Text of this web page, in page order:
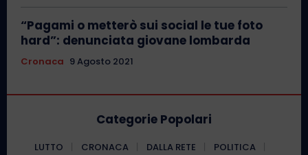
“Pagami o metterò sui social le tue foto
hard”: denunciata giovane lombarda
Cronaca 9 Agosto 2021
Categorie Popolari
LUTTO CRONACA DALLA RETE
POLITICA